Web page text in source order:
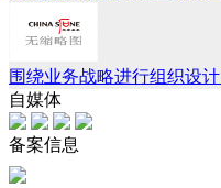
围绕业务战略进行组织设
自媒体
备案信息